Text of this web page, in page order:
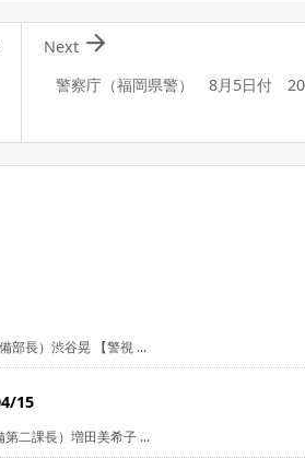
警察庁（福岡県警） 8月5日付

Next
部長）渋谷晃 【警視 ...
15
二課長）増田美希子 ...